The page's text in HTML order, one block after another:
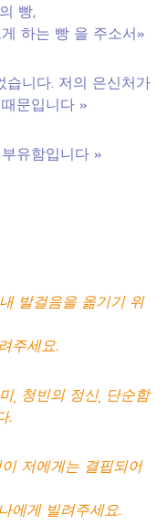
빵,
하는 빵 을 주소서»
습니다. 저의 은신처가
문입니다 »
유함입니다 »
발걸음을 옮기기 위
주세요.
, 청빈의 정신, 단순함
.
저에게는 결핍되어
에게 빌려주세요.